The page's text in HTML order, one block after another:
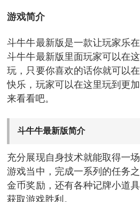
游戏简介
斗牛牛最新版是一款让玩家乐
斗牛牛最新版里面玩家可以在
玩，只要你喜欢的话你就可以
快乐，玩家可以在这里玩到更
来看看吧。
斗牛牛最新版简介
充分展现自身技术就能取得一
游戏当中，完成一系列的任务
金币奖励，还有各种记牌小道
获取游戏胜利。